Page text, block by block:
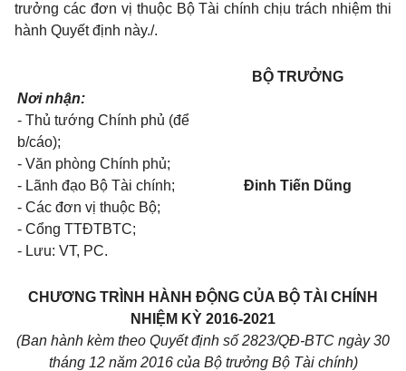
trưởng các đơn vị thuộc Bộ Tài chính chịu trách nhiệm thi
hành Quyết định này./.
Nơi nhận:
- Thủ tướng Chính phủ (để
b/cáo);
- Văn phòng Chính phủ;
- Lãnh đạo Bộ Tài chính;
- Các đơn vị thuộc Bộ;
- Cổng TTĐTBTC;
- Lưu: VT, PC.
BỘ TRƯỞNG
Đinh Tiến Dũng
CHƯƠNG TRÌNH HÀNH ĐỘNG CỦA BỘ TÀI CHÍNH
NHIỆM KỲ 2016-2021
(Ban hành kèm theo Quyết định số 2823/QĐ-BTC ngày 30
tháng 12 năm 2016 của Bộ trưởng Bộ Tài chính)